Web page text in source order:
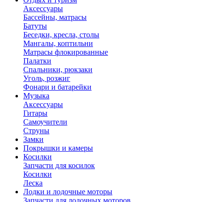
Аксессуары
Бассейны, матрасы
Батуты
Беседки, кресла, столы
Мангалы, коптильни
Матрасы флокированные
Палатки
Спальники, рюкзаки
Уголь, розжиг
Фонари и батарейки
Музыка
Аксессуары
Гитары
Самоучители
Струны
Замки
Покрышки и камеры
Косилки
Запчасти для косилок
Косилки
Леска
Лодки и лодочные моторы
Запчасти для лодочных моторов